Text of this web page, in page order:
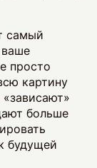
самый
ваше
просто
картину
больше
будущей